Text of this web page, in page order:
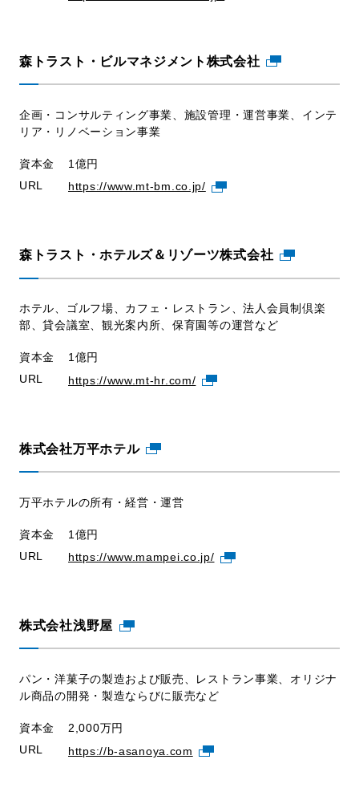
森トラスト・ビルマネジメント株式会社
企画・コンサルティング事業、施設管理・運営事業、インテ
リア・リノベーション事業
資本金
1億円
URL
https://www.mt-bm.co.jp/
森トラスト・ホテルズ＆リゾーツ株式会社
ホテル、ゴルフ場、カフェ・レストラン、法人会員制倶楽
部、貸会議室、観光案内所、保育園等の運営など
資本金
1億円
URL
https://www.mt-hr.com/
株式会社万平ホテル
万平ホテルの所有・経営・運営
資本金
1億円
URL
https://www.mampei.co.jp/
株式会社浅野屋
パン・洋菓子の製造および販売、レストラン事業、オリジナ
ル商品の開発・製造ならびに販売など
資本金
2,000万円
URL
https://b-asanoya.com